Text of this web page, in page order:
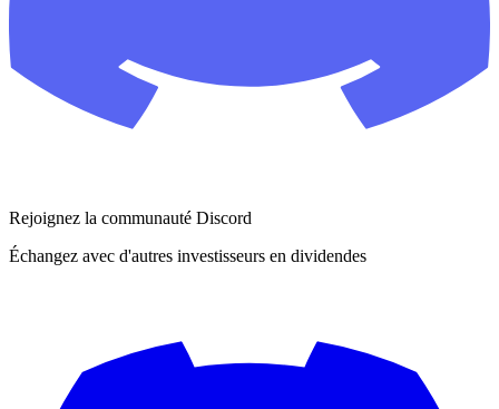
Rejoignez la communauté Discord
Échangez avec d'autres investisseurs en dividendes